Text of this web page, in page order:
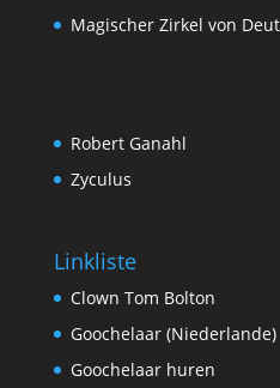
Magischer Zirkel von
Robert Ganahl
Zyculus
Linkliste
Clown Tom Bolton
Goochelaar (Niederlande)
Goochelaar huren